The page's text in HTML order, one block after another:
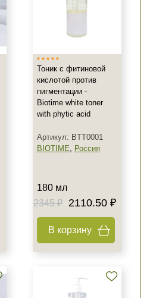
Тоник с фитиновой
кислотой против
пигментации -
Biotime white toner
with phytic acid
Артикул: BTT0001
BIOTIME, Россия
180 мл
2345 ₽
2110.50 ₽
В корзину